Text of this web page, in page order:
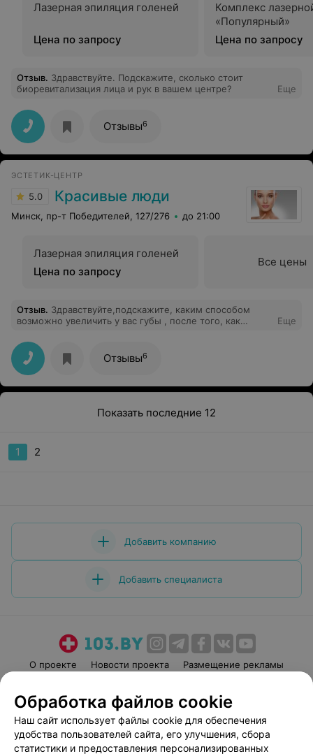
Лазерная эпиляция голеней
Цена по запросу
Комплекс
«Популярный»
Цена по запросу
Отзыв. Здравствуйте. Подскажите, сколько стоит
биоревитализация лица и рук в вашем центре?
Еще
Отзывы6
ЭСТЕТИК-ЦЕНТР
5.0 Красивые люди
Минск, пр-т Победителей, 127/276 до 21:00
Лазерная эпиляция голеней
Цена по запросу
Все цены
Отзыв. Здравствуйте,подскажите, каким способом
возможно увеличить у вас губы , после того, как
Еще
Отзывы6
Показать последние 12
1 2
Добавить компанию
Добавить специалиста
О проекте Новости проекта
Размещение рекламы
Пользовательское соглашение
Способы оплаты
Вакансии
Партнеры
Написать руководителю 103.by
Обработка файлов cookie
Наш сайт использует файлы cookie для обеспечения
удобства пользователей сайта, его улучшения, сбора
статистики и предоставления персонализированных